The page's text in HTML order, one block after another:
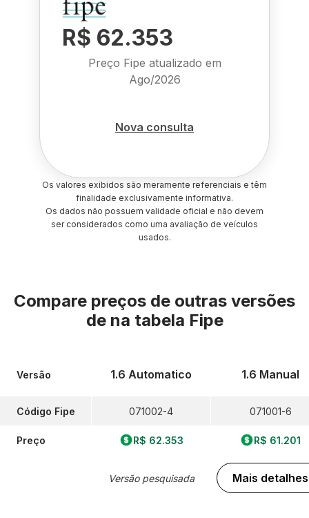
R$ 62.353
Preço Fipe atualizado em
Ago/2026
Nova consulta
Os valores exibidos são meramente referenciais e têm
finalidade exclusivamente informativa.
Os dados não possuem validade oficial e não devem
ser considerados como uma avaliação de veículos
usados.
Compare preços de outras versões
de na tabela Fipe
Versão
Código Fipe
Preço
1.6 Automatico
071002-4
R$ 62.353
Versão pesquisada
1.6 Manual
071001-6
R$ 61.201
Mais detalhes